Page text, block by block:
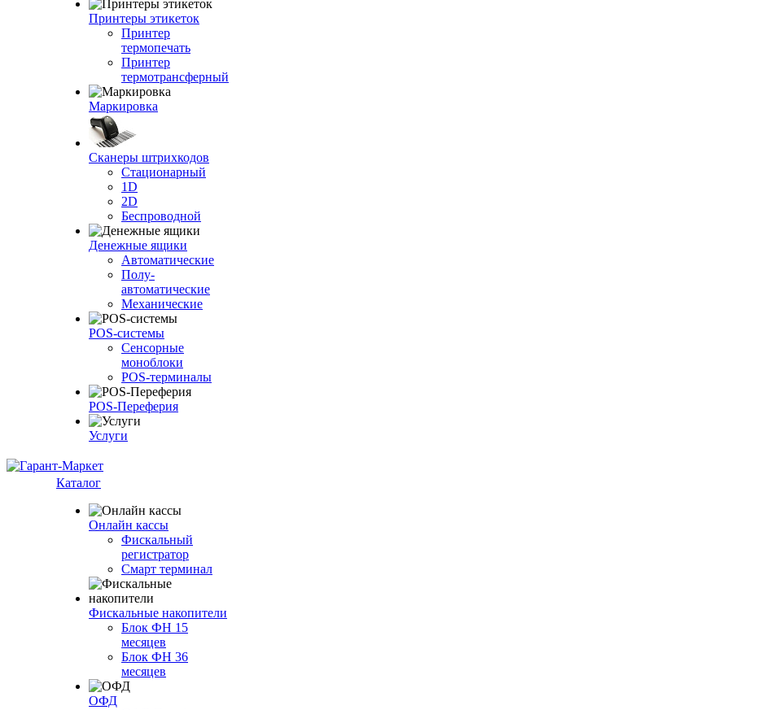
Принтеры этикеток
Принтер
термопечать
Принтер
термотрансферный
Маркировка
Сканеры штрихкодов
Стационарный
1D
2D
Беспроводной
Денежные ящики
Автоматические
Полу-
автоматические
Механические
POS-системы
Сенсорные
моноблоки
POS-терминалы
POS-Переферия
Услуги
Каталог
Онлайн кассы
Фискальный
регистратор
Смарт терминал
Фискальные накопители
Блок ФН 15
месяцев
Блок ФН 36
месяцев
ОФД